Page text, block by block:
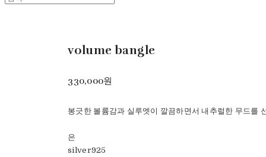
volume bangle
330,000원
봉긋한 볼륨감과 실루엣이 깔끔하면서 내추럴한 무드를
은
silver925